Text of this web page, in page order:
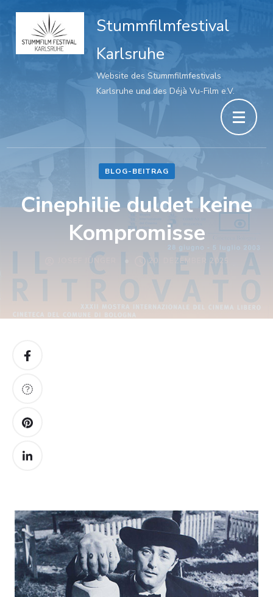
Stummfilmfestival
Karlsruhe
Website des Stummfilmfestivals
Karlsruhe und des Déjà Vu-Film e.V.
BLOG-BEITRAG
Cinephilie duldet keine
Kompromisse
JOSEF JÜNGER 20. DEZEMBER 2025